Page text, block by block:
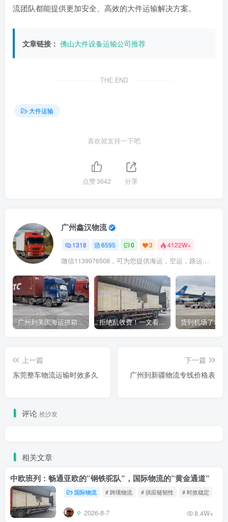
流团队都能提供更加安全、高效的大件运输解决方案。
文章链接： 佛山大件设备运输公司推荐
THE END
大件运输
喜欢就支持一下吧
点赞3642 分享
广州鑫汉物流
1318 6595 0 3 4122W+
微信1139976508，可为您提供海运，空运，路运，铁路运输
广州到美国海运拼箱多少钱？2024年最新运费构成+隐藏费用避坑指南 拒绝乱收费！一文看懂中国货代计费套路，教你避开所有隐形坑
上一篇
东莞整车物流运输时效多久
下一篇
广州到新疆物流专线价格表
评论 抢沙发
相关文章
中欧班列：畅通亚欧的”钢铁驼队”，国际物流的”黄金通道”
国际物流 # 跨境物流 # 供应链韧性 # 时效稳定
2026-8-7 8.4W+